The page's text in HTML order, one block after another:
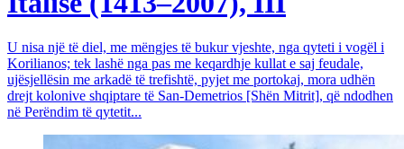
U nisa një të diel, me mëngjes të bukur vjeshte, nga qyteti i vogël i
Korilianos; tek lashë nga pas me keqardhje kullat e saj feudale,
ujësjellësin me arkadë të trefishtë, pyjet me portokaj, mora udhën
drejt kolonive shqiptare të San-Demetrios [Shën Mitrit], që ndodhen
në Perëndim të qytetit...